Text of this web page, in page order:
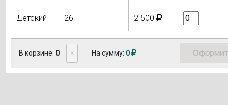
Детский 26 2 500
В корзине: 0 × На сумму: 0